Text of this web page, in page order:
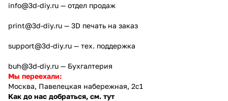
info@3d-diy.ru — отдел продаж
print@3d-diy.ru — 3D печать на заказ
support@3d-diy.ru — тех. поддержка
buh@3d-diy.ru — Бухгалтерия
Мы переехали:
Москва, Павелецкая набережная, 2с1
Как до нас добраться, см. тут